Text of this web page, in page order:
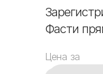
Цена за
Фасти